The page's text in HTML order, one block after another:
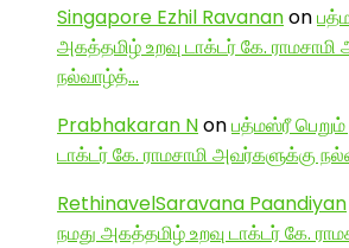
Singapore Ezhil Ravananon
அகத்தமிழ் உறவு டாக்டர் கே.
நல்வாழ்த்…
Prabhakaran Nonபத்மஸ்ரீ
டாக்டர் கே. ராமசாமி அவர்களுக்கு
RethinavelSaravana Paandiyan
நமது அகத்தமிழ் உறவு டாக்டர் கே.